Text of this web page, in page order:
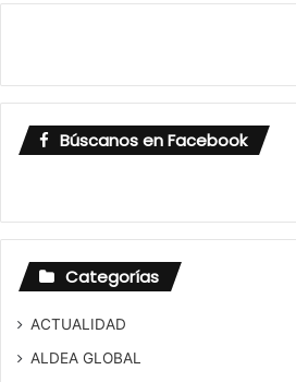
Búscanos en Facebook
Categorías
ACTUALIDAD
ALDEA GLOBAL